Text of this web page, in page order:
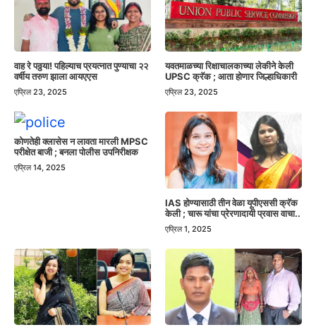
वाह रे पठ्ठया! पहिल्याच प्रयत्नात पुण्याचा २२
वर्षीय तरुण झाला आयएएस
एप्रिल 23, 2025
यवतमाळच्या रिक्षाचालकाच्या लेकीने केली
UPSC क्रॅक ; आता होणार जिल्हाधिकारी
एप्रिल 23, 2025
कोणतेही क्लासेस न लावता मारली MPSC
परीक्षेत बाजी ; बनला पोलीस उपनिरीक्षक
एप्रिल 14, 2025
IAS होण्यासाठी तीन वेळा यूपीएससी क्रॅक
केली ; चारू यांचा प्रेरणादायी प्रवास वाचा..
एप्रिल 1, 2025